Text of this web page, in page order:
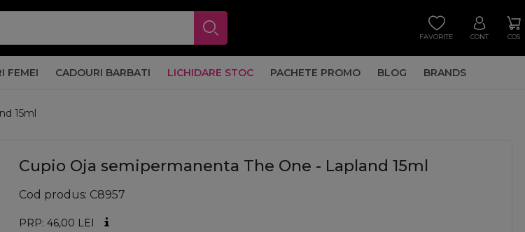
FAVORITE CONT COS
FEMEI CADOURI BARBATI LICHIDARE STOC PACHETE PROMO BLOG BRANDS
15ml
Cupio Oja semipermanenta The One - Lapland 15ml
Cod produs C8957
PRP: 46,00 LEI